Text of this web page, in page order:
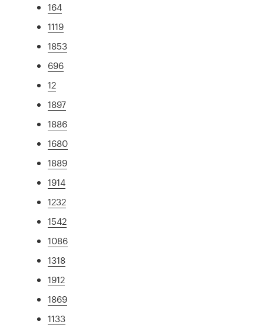
164
1119
1853
696
12
1897
1886
1680
1889
1914
1232
1542
1086
1318
1912
1869
1133